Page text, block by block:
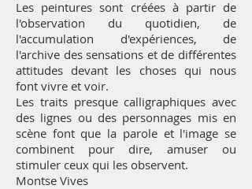
Les peintures sont créées à partir de
l'observation du quotidien, de
l'accumulation d'expériences, de
l'archive des sensations et de différentes
attitudes devant les choses qui nous
font vivre et voir.
Les traits presque calligraphiques avec
des lignes ou des personnages mis en
scène font que la parole et l'image se
combinent pour dire, amuser ou
stimuler ceux qui les observent.
Montse Vives